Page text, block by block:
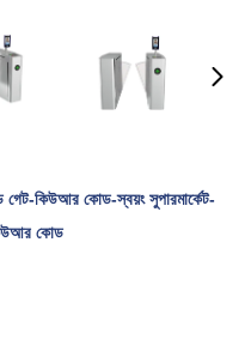
গেট-কিউআর কোড-স্বয়ং সুপারমার্কেট-
কোড